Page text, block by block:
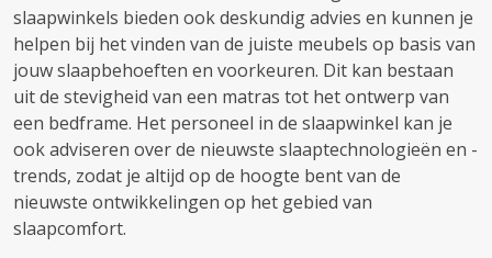
slaapwinkels bieden ook deskundig advies en kunnen je
helpen bij het vinden van de juiste meubels op basis van
jouw slaapbehoeften en voorkeuren. Dit kan bestaan ​​
uit de stevigheid van een matras tot het ontwerp van
een bedframe. Het personeel in de slaapwinkel kan je
ook adviseren over de nieuwste slaaptechnologieën en -
trends, zodat je altijd op de hoogte bent van de
nieuwste ontwikkelingen op het gebied van
slaapcomfort.